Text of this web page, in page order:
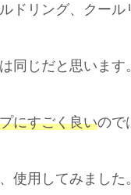
ドリング、クー
同じだと思います
にすごく良いので
使用してみました